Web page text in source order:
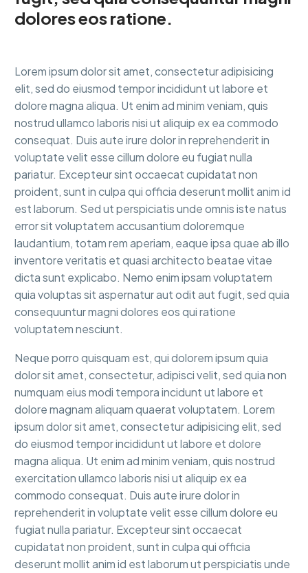
dolores eos ratione.
Lorem ipsum dolor sit amet, consectetur adipisicing
elit, sed do eiusmod tempor incididunt ut labore et
dolore magna aliqua. Ut enim ad minim veniam, quis
nostrud ullamco laboris nisi ut aliquip ex ea commodo
consequat. Duis aute irure dolor in reprehenderit in
voluptate velit esse cillum dolore eu fugiat nulla
pariatur. Excepteur sint occaecat cupidatat non
proident, sunt in culpa qui officia deserunt mollit anim id
est laborum. Sed ut perspiciatis unde omnis iste natus
error sit voluptatem accusantium doloremque
laudantium, totam rem aperiam, eaque ipsa quae ab illo
inventore veritatis et quasi architecto beatae vitae
dicta sunt explicabo. Nemo enim ipsam voluptatem
quia voluptas sit aspernatur aut odit aut fugit, sed quia
consequuntur magni dolores eos qui ratione
voluptatem nesciunt.
Neque porro quisquam est, qui dolorem ipsum quia
dolor sit amet, consectetur, adipisci velit, sed quia non
numquam eius modi tempora incidunt ut labore et
dolore magnam aliquam quaerat voluptatem. Lorem
ipsum dolor sit amet, consectetur adipisicing elit, sed
do eiusmod tempor incididunt ut labore et dolore
magna aliqua. Ut enim ad minim veniam, quis nostrud
exercitation ullamco laboris nisi ut aliquip ex ea
commodo consequat. Duis aute irure dolor in
reprehenderit in voluptate velit esse cillum dolore eu
fugiat nulla pariatur. Excepteur sint occaecat
cupidatat non proident, sunt in culpa qui officia
deserunt mollit anim id est laborum ut perspiciatis unde